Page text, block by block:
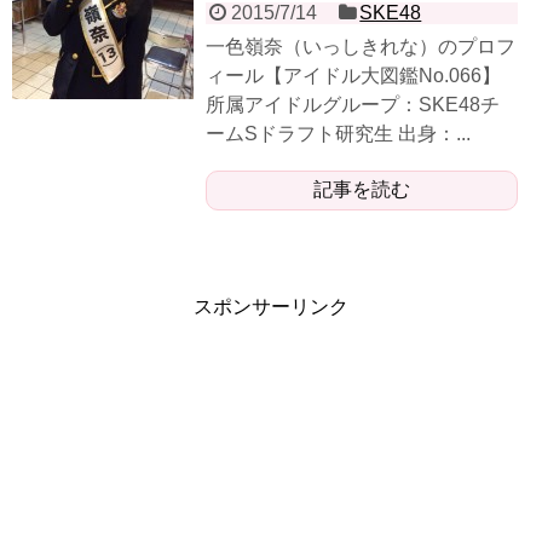
2015/7/14
SKE48
一色嶺奈（いっしきれな）のプロフ
ィール【アイドル大図鑑No.066】
所属アイドルグループ：SKE48チ
ームSドラフト研究生 出身：...
記事を読む
スポンサーリンク